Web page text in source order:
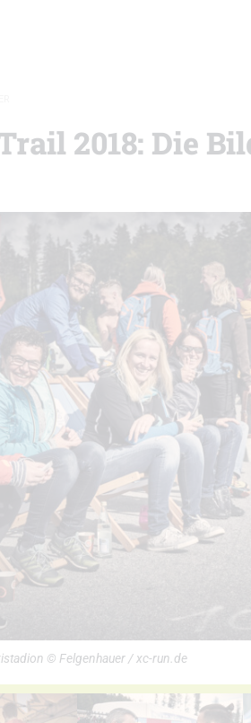
2018: Die
© Felgenhauer / xc-run.de